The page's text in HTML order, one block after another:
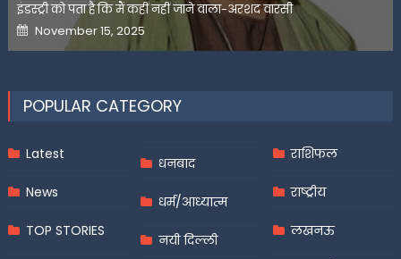
इंडस्ट्री को पता है कि मैं कहीं नहीं जाने वाला-अरशद वारसी
Posted
on
November 15, 2025
POPULAR CATEGORY
Latest
News
TOP STORIES
धनबाद
धर्म/आध्यात्म
नयी दिल्ली
राशिफल
राष्ट्रीय
लखनऊ